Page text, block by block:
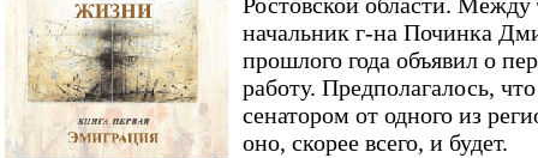
начальник г-на Починка
прошлого года объявил о
работу. Предполагалось,
сенатором от одного из
оно, скорее всего, и будет.